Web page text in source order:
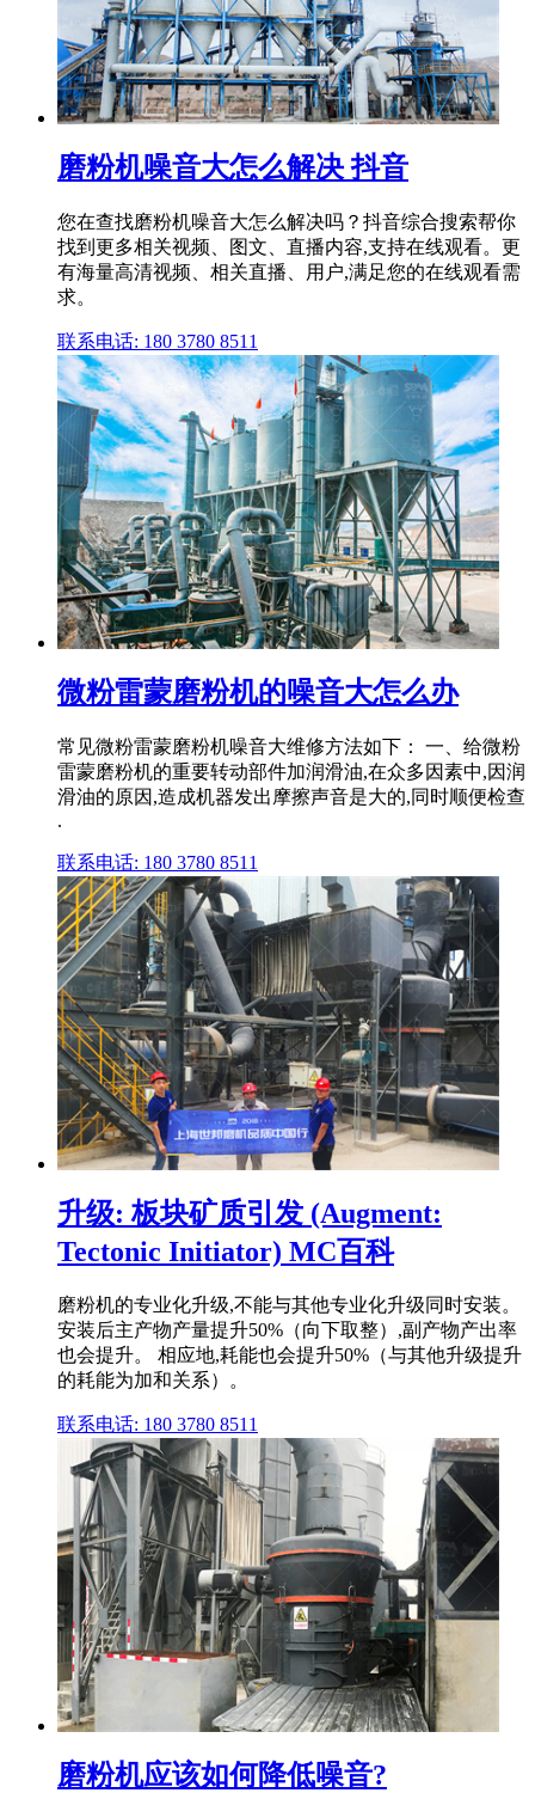
磨粉机噪音大怎么解决 抖音
您在查找磨粉机噪音大怎么解决吗？抖音综合搜索帮你
找到更多相关视频、图文、直播内容,支持在线观看。更
有海量高清视频、相关直播、用户,满足您的在线观看需
求。
联系电话: 180 3780 8511
微粉雷蒙磨粉机的噪音大怎么办
常见微粉雷蒙磨粉机噪音大维修方法如下： 一、给微粉
雷蒙磨粉机的重要转动部件加润滑油,在众多因素中,因润
滑油的原因,造成机器发出摩擦声音是大的,同时顺便检查
.
联系电话: 180 3780 8511
升级: 板块矿质引发 (Augment:
Tectonic Initiator) MC百科
磨粉机的专业化升级,不能与其他专业化升级同时安装。
安装后主产物产量提升50%（向下取整）,副产物产出率
也会提升。 相应地,耗能也会提升50%（与其他升级提升
的耗能为加和关系）。
联系电话: 180 3780 8511
磨粉机应该如何降低噪音?